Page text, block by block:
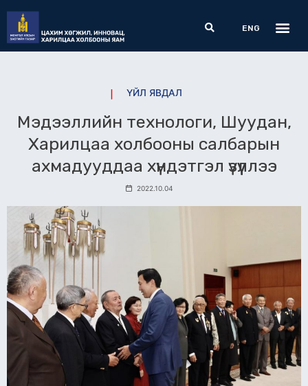
content
Search
ENG
ҮЙЛ ЯВДАЛ
Мэдээллийн технологи, Шуудан,
Харилцаа холбооны салбарын
ахмадууддаа хүндэтгэл үзүүллээ
2022.10.04